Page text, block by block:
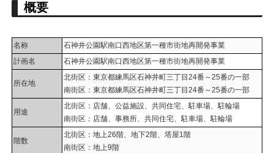
概要
名称
石神井公園駅南口西地区第一種市街地再開発事業
計画名
石神井公園駅南口西地区第一種市街地再開発事業
所在地
北街区：東京都練馬区石神井町三丁目24番～25番の一部
南街区：東京都練馬区石神井町三丁目24番～25番の一部
用途
北街区：店舗、公益施設、共同住宅、駐車場、駐輪場
南街区：店舗、事務所、共同住宅、駐車場、駐輪場
階数
北街区：地上26階、地下2階、塔屋1階
南街区：地上9階